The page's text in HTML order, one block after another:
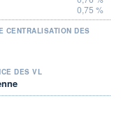
0,75 %
CENTRALISATION DES
DES VL